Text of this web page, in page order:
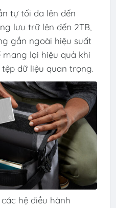
tự tối đa lên đến
lưu trữ lên đến 2TB,
gắn ngoài hiệu suất
lại hiệu quả khi
dữ liệu quan trọng.
hệ điều hành